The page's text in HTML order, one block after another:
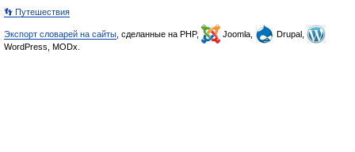
👣 Путешествия
Экспорт словарей на сайты , сделанные на PHP, Joomla,
Drupal,
WordPress, MODx.